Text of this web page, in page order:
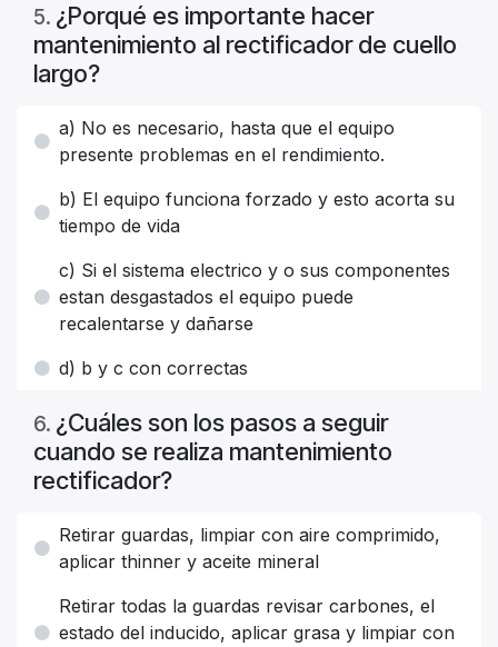
5. ¿Porqué es importante hacer
mantenimiento al rectificador de cuello
largo?
a) No es necesario, hasta que el equipo
presente problemas en el rendimiento.
b) El equipo funciona forzado y esto acorta su
tiempo de vida
c) Si el sistema electrico y o sus componentes
estan desgastados el equipo puede
recalentarse y dañarse
d) b y c con correctas
6. ¿Cuáles son los pasos a seguir
cuando se realiza mantenimiento
rectificador?
Retirar guardas, limpiar con aire comprimido,
aplicar thinner y aceite mineral
Retirar todas la guardas revisar carbones, el
estado del inducido, aplicar grasa y limpiar con